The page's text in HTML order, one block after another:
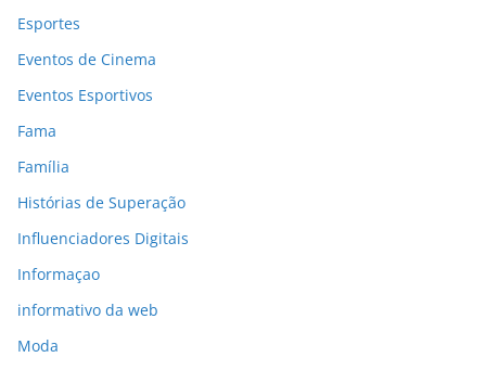
Esportes
Eventos de Cinema
Eventos Esportivos
Fama
Família
Histórias de Superação
Influenciadores Digitais
Informaçao
informativo da web
Moda